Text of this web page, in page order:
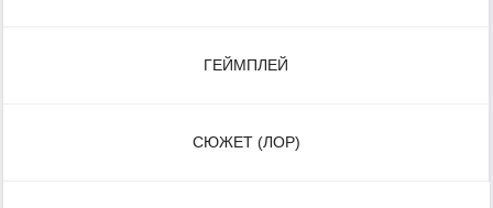
ГЕЙМПЛЕЙ
СЮЖЕТ (ЛОР)